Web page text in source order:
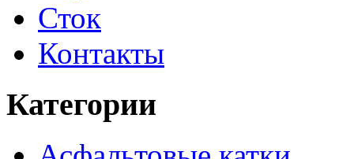
Сток
Контакты
Категории